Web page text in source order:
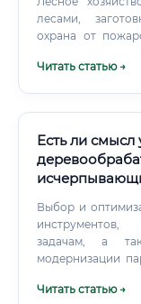
лесами,
охрана от
управление
Читать статью →
Есть ли смысл
Выбор и
инструментов,
задачам, а
модернизации
Читать статью →